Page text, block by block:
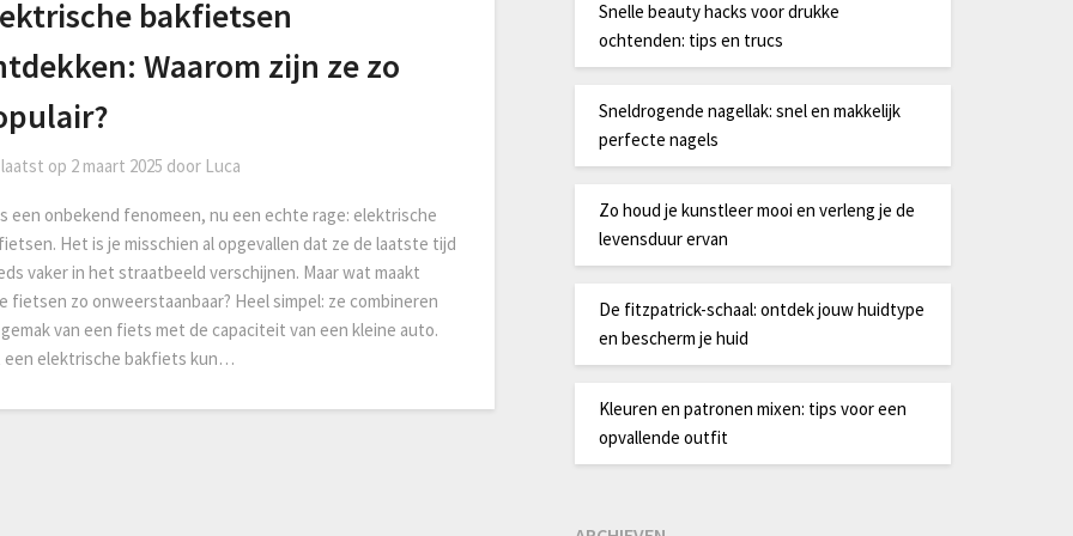
bakfietsen
Waarom zijn ze zo
op 2 maart 2025 door Luca
een onbekend fenomeen, nu een echte rage: elektrische
Het is je misschien al opgevallen dat ze de laatste tijd
vaker in het straatbeeld verschijnen. Maar wat maakt
fietsen zo onweerstaanbaar? Heel simpel: ze combineren
van een fiets met de capaciteit van een kleine auto.
een elektrische bakfiets kun…
Snelle beauty hacks voor drukke
ochtenden: tips en trucs
Sneldrogende nagellak: snel en makkelijk
perfecte nagels
Zo houd je kunstleer mooi en verleng je de
levensduur ervan
De fitzpatrick-schaal: ontdek jouw huidtype
en bescherm je huid
Kleuren en patronen mixen: tips voor een
opvallende outfit